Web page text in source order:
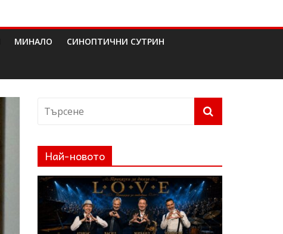
МИНАЛО СИНОПТИЧНИ СУТРИН
Най-новото